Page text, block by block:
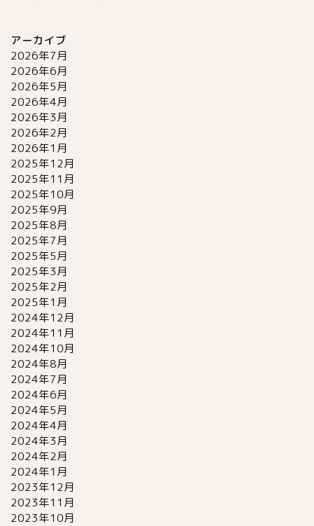
アーカイブ
2026年7月
2026年6月
2026年5月
2026年4月
2026年3月
2026年2月
2026年1月
2025年12月
2025年11月
2025年10月
2025年9月
2025年8月
2025年7月
2025年5月
2025年3月
2025年2月
2025年1月
2024年12月
2024年11月
2024年10月
2024年8月
2024年7月
2024年6月
2024年5月
2024年4月
2024年3月
2024年2月
2024年1月
2023年12月
2023年11月
2023年10月